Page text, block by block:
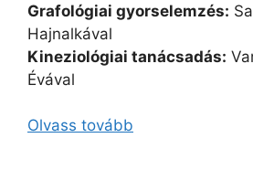
Grafológiai gyorselemzés:
Hajnalkával
Kineziológiai tanácsadás:
Évával
Olvass tovább